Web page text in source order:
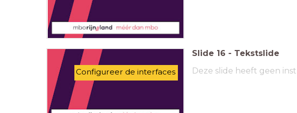
Configureer de interfaces
Slide 16 - Tekstslide
Deze slide heeft geen